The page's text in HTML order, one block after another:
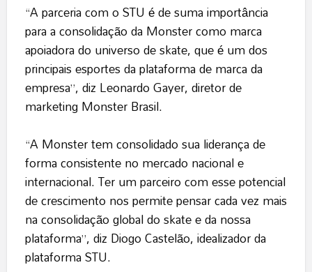
“A parceria com o STU é de suma importância
para a consolidação da Monster como marca
apoiadora do universo de skate, que é um dos
principais esportes da plataforma de marca da
empresa”, diz Leonardo Gayer, diretor de
marketing Monster Brasil.
“A Monster tem consolidado sua liderança de
forma consistente no mercado nacional e
internacional. Ter um parceiro com esse potencial
de crescimento nos permite pensar cada vez mais
na consolidação global do skate e da nossa
plataforma”, diz Diogo Castelão, idealizador da
plataforma STU.